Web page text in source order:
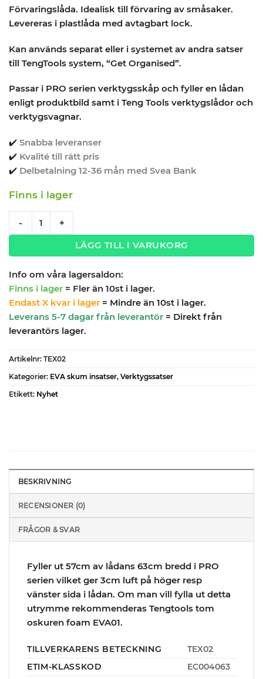
Förvaringslåda. Idealisk till förvaring av småsaker.
Levereras i plastlåda med avtagbart lock.
Kan används separat eller i systemet av andra satser
till TengTools system, “Get Organised”.
Passar i PRO serien verktygsskåp och fyller en lådan
enligt produktbild samt i Teng Tools verktygslådor och
verktygsvagnar.
✔️ Snabba leveranser
✔️ Kvalité till rätt pris
✔️ Delbetalning 12-36 mån med Svea Bank
Finns i lager
- +
LÄGG TILL I VARUKORG
Info om våra lagersaldon:
Finns i lager = Fler än 10st i lager.
Endast X kvar i lager = Mindre än 10st i lager.
Leverans 5-7 dagar från leverantör = Direkt från
leverantörs lager.
Artikelnr: TEX02
Kategorier: EVA skum insatser, Verktygssatser
Etikett: Nyhet
BESKRIVNING
RECENSIONER (0)
FRÅGOR & SVAR
Fyller ut 57cm av lådans 63cm bredd i PRO
serien vilket ger 3cm luft på höger resp
vänster sida i lådan. Om man vill fylla ut detta
utrymme rekommenderas Tengtools tom
oskuren foam EVA01.
TILLVERKARENS BETECKNING
TEX02
ETIM-KLASSKOD
EC004063